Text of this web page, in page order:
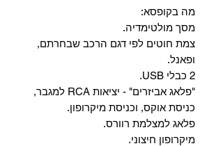
מה בקופסא:
מסך מולטימדיה.
צמת חוטים לפי דגם הרכב שבחרתם,
ופאנל.
2 כבלי USB.
"פלאג אביזרים" - יציאות RCA למגבר,
כניסת אוקס, וכניסת מיקרופון.
פלאג למצלמת רוורס.
מיקרופון חיצוני.